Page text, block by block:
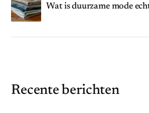
Wat is duurzame mode
Recente berichten